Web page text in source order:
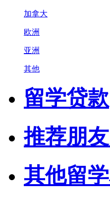
加拿大
欧洲
亚洲
其他
留学贷款
推荐朋
其他留